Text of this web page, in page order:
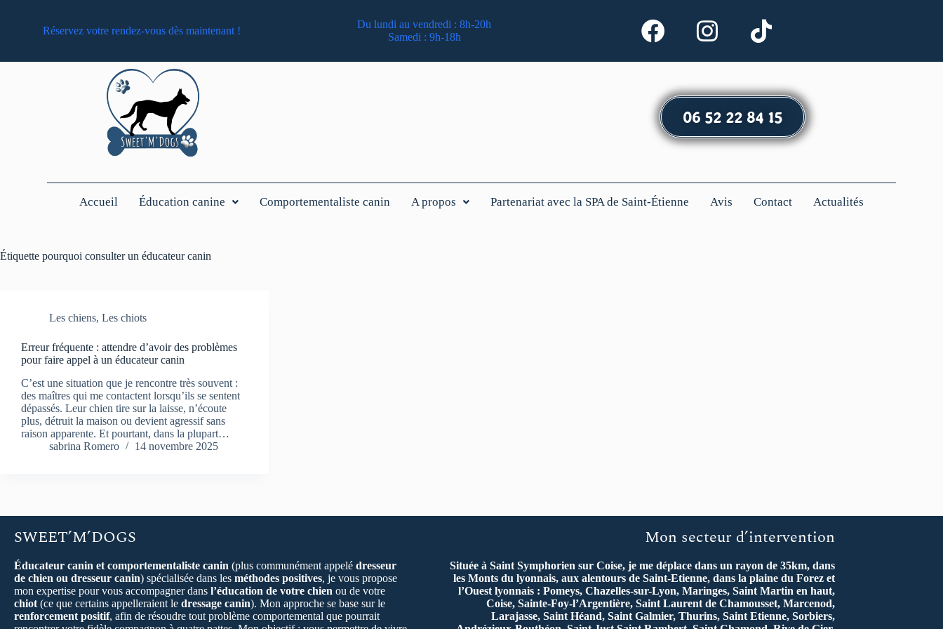
Réservez votre rendez-vous dès maintenant !
Du lundi au vendredi : 8h-20h
Samedi : 9h-18h
06 52 22 84 15
Accueil Éducation canine Comportementaliste canin A propos Partenariat avec la SPA de Saint-Étienne Avis Contact Actualités
Étiquette pourquoi consulter un éducateur canin
Les chiens, Les chiots
Erreur fréquente : attendre d’avoir des problèmes
pour faire appel à un éducateur canin
C’est une situation que je rencontre très souvent :
des maîtres qui me contactent lorsqu’ils se sentent
dépassés. Leur chien tire sur la laisse, n’écoute
plus, détruit la maison ou devient agressif sans
raison apparente. Et pourtant, dans la plupart…
sabrina Romero
14 novembre 2025
SWEET’M’DOGS
Éducateur canin et comportementaliste canin (plus communément appelé dresseur
de chien ou dresseur canin) spécialisée dans les méthodes positives, je vous propose
mon expertise pour vous accompagner dans l’éducation de votre chien ou de votre
chiot (ce que certains appelleraient le dressage canin). Mon approche se base sur le
renforcement positif, afin de résoudre tout problème comportemental que pourrait
Mon secteur d’intervention
Située à Saint Symphorien sur Coise, je me déplace dans un rayon de 35km, dans
les Monts du lyonnais, aux alentours de Saint-Etienne, dans la plaine du Forez et
l’Ouest lyonnais : Pomeys, Chazelles-sur-Lyon, Maringes, Saint Martin en haut,
Coise, Sainte-Foy-l’Argentière, Saint Laurent de Chamousset, Marcenod,
Larajasse, Saint Héand, Saint Galmier, Thurins, Saint Etienne, Sorbiers,